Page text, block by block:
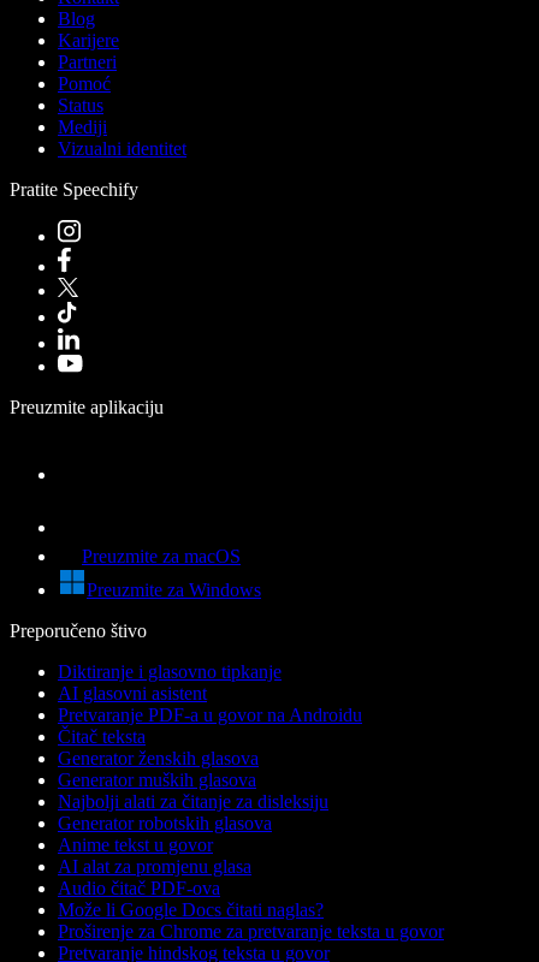
Blog
Karijere
Partneri
Pomoć
Status
Mediji
Vizualni identitet
Pratite Speechify
Preuzmite aplikaciju
Preuzmite za macOS
Preuzmite za Windows
Preporučeno štivo
Diktiranje i glasovno tipkanje
AI glasovni asistent
Pretvaranje PDF-a u govor na Androidu
Čitač teksta
Generator ženskih glasova
Generator muških glasova
Najbolji alati za čitanje za disleksiju
Generator robotskih glasova
Anime tekst u govor
AI alat za promjenu glasa
Audio čitač PDF-ova
Može li Google Docs čitati naglas?
Proširenje za Chrome za pretvaranje teksta u govor
Pretvaranje hindskog teksta u govor